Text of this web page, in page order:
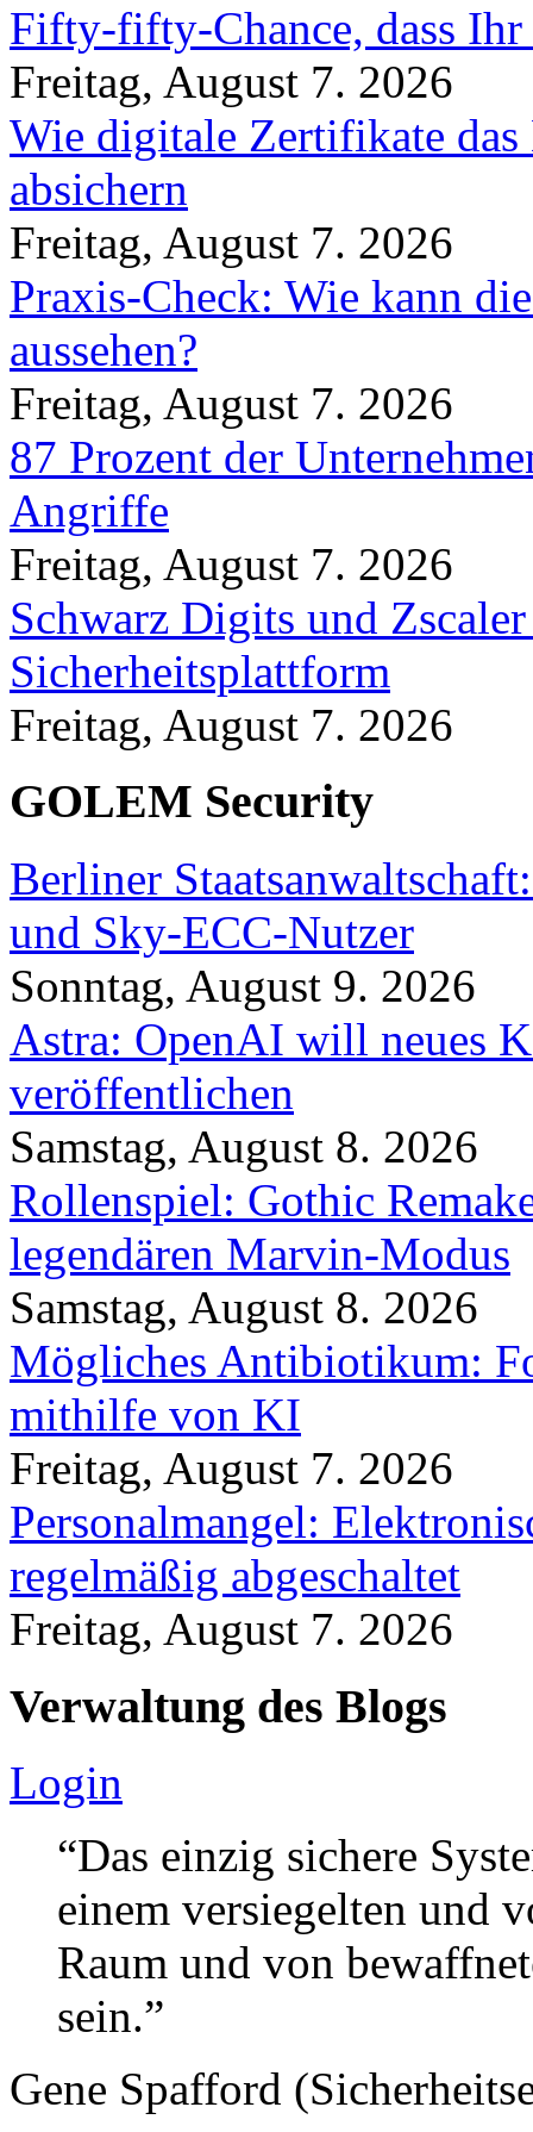
Fifty-fifty-Chance, dass
Freitag, August 7. 2026
Wie digitale Zertifikate
absichern
Freitag, August 7. 2026
Praxis-Check: Wie kann
aussehen?
Freitag, August 7. 2026
87 Prozent der
Angriffe
Freitag, August 7. 2026
Schwarz Digits und
Sicherheitsplattform
Freitag, August 7. 2026
GOLEM Security
Berliner
und Sky-ECC-Nutzer
Sonntag, August 9. 2026
Astra: OpenAI will neues
veröffentlichen
Samstag, August 8. 2026
Rollenspiel: Gothic
legendären Marvin-Modus
Samstag, August 8. 2026
Mögliches Antibiotikum:
mithilfe von KI
Freitag, August 7. 2026
Personalmangel:
regelmäßig abgeschaltet
Freitag, August 7. 2026
Verwaltung des Blogs
Login
“Das einzig sichere
einem versiegelten und
Raum und von
sein.”
Gene Spafford